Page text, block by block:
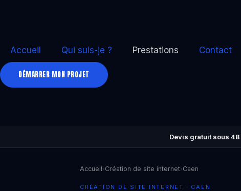
Accueil Qui suis-je ? Prestations Contact
DÉMARRER MON PROJET
Devis gratuit sous 48
Accueil›Création de site internet›Caen
CRÉATION DE SITE INTERNET · CAEN